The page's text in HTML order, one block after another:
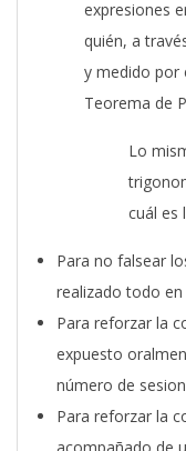
expresiones
quién, a
y medido por
Teorema de
Lo
cuál es
Para no falsear
realizado todo
Para reforzar la
expuesto
número de
Para reforzar la